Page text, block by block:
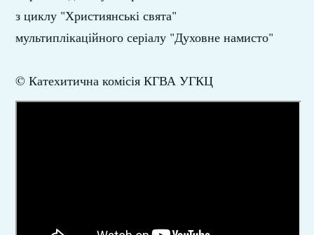
з циклу "Християнські свята"
мультиплікаційного серіалу "Духовне намисто"
© Катехитична комісія КГВА УГКЦ